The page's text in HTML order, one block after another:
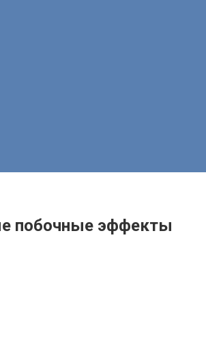
побочные эффекты